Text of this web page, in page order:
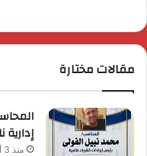
مقالات مختارة
منذ 3 أيام